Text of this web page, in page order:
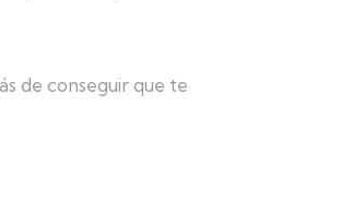
de conseguir que te